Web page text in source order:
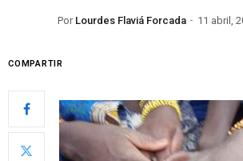
Por Lourdes Flaviá Forcada 11 abril,
COMPARTIR